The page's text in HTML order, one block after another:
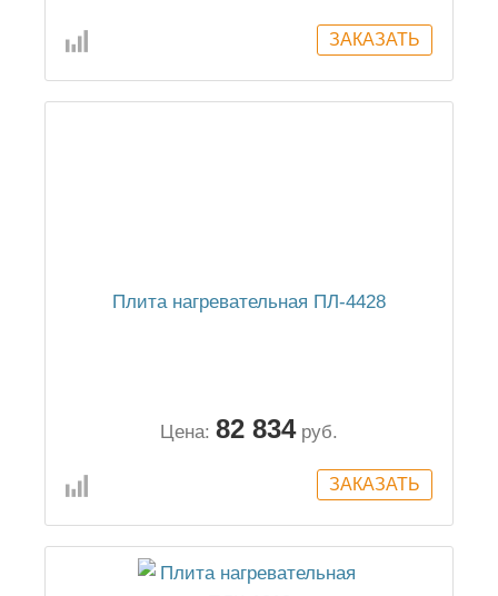
Плита нагревательная ПЛ-4428
Цена: 82 834 руб.